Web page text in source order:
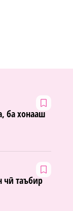
ба хонааш
чӣ таъбир